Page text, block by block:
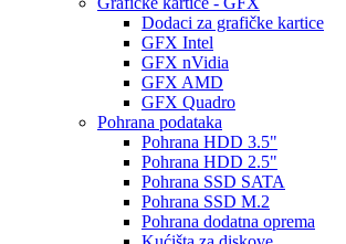
Dodaci za grafičke kartice
GFX Intel
GFX nVidia
GFX AMD
GFX Quadro
Pohrana podataka
Pohrana HDD 3.5"
Pohrana HDD 2.5"
Pohrana SSD SATA
Pohrana SSD M.2
Pohrana dodatna oprema